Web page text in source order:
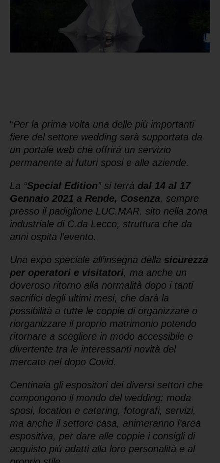
“Per la prima volta una delle più importanti
fiere del settore wedding sarà supportata da
un portale web che offrirà un servizio
permanente ai futuri sposi e alle aziende.
La “Special Edition” si terrà dal 14 al 17
Gennaio 2021 a Rende, Cosenza, sempre
presso il padiglione LUC.MAR. sito nella zona
industriale di C.da Lecco, struttura che da
anni ospita l’evento.
Una expo speciale all’insegna della sicurezza
per operatori e visitatori, ma anche un
doveroso ritorno alla normalità dopo i tanti
sacrifici degli ultimi mesi, che darà la
possibilità a tutte le coppie di organizzare o
riorganizzare il proprio matrimonio potendo
ritornare a scegliere in modo accessibile e
divertente tra le interessanti novità del
mercato nel dopo Covid.
Centinaia gli espositori dei diversi settori che
compongono il mondo del wedding: moda
sposi, location e catering, fotografi, servizi,
ma anche il settore casa, animeranno l’area
espositiva, per dare alle coppie i consigli di
acquisto più adatti alla loro personalità e al